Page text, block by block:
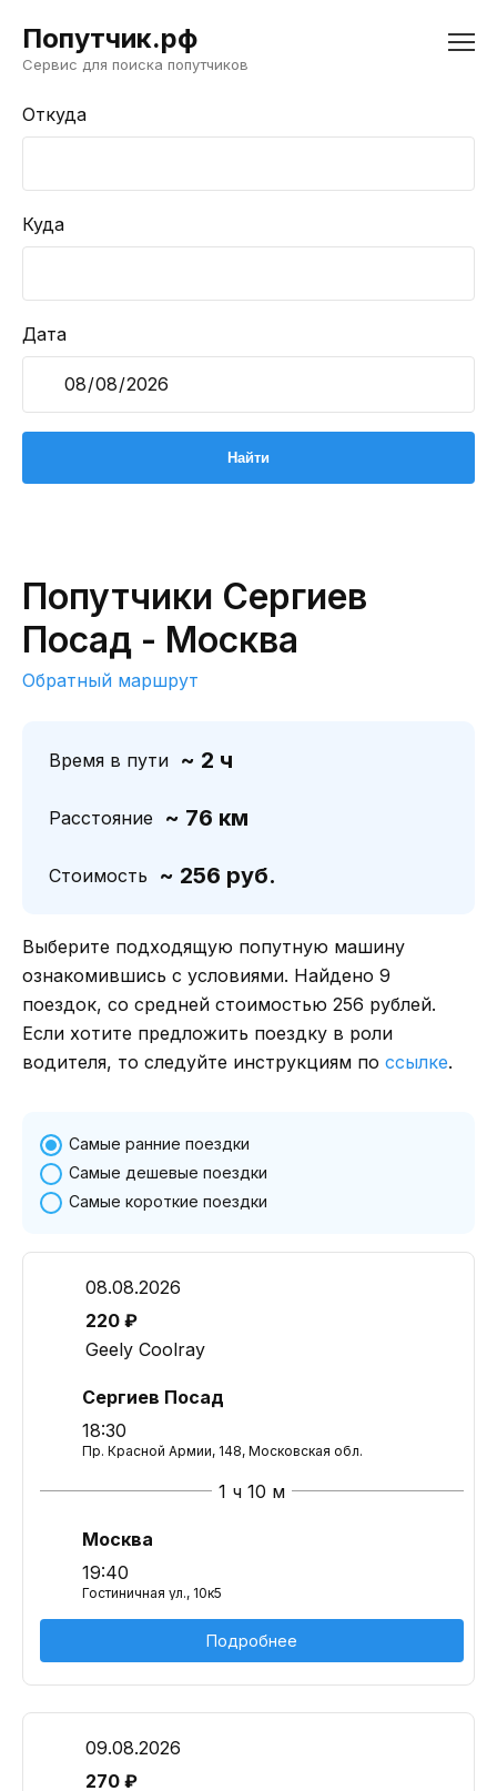
Попутчик.рф
Сервис для поиска попутчиков
Откуда
Куда
Дата
Попутчики Сергиев
Посад - Москва
Обратный маршрут
Время в пути ~ 2 ч
Расстояние ~ 76 км
Стоимость ~ 256 руб.
Выберите подходящую попутную машину
ознакомившись с условиями. Найдено 9
поездок, со средней стоимостью 256 рублей.
Если хотите предложить поездку в роли
водителя, то следуйте инструкциям по ссылке.
Самые ранние поездки
Самые дешевые поездки
Самые короткие поездки
08.08.2026
220 ₽
Geely Coolray
Сергиев Посад
18:30
Пр. Красной Армии, 148, Московская обл.
1 ч 10 м
Москва
19:40
Гостиничная ул., 10к5
Подробнее
09.08.2026
270 ₽